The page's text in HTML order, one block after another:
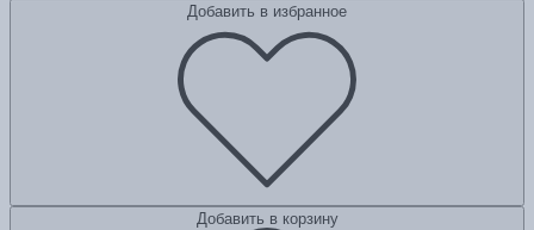
Добавить в избранное
Добавить в корзину